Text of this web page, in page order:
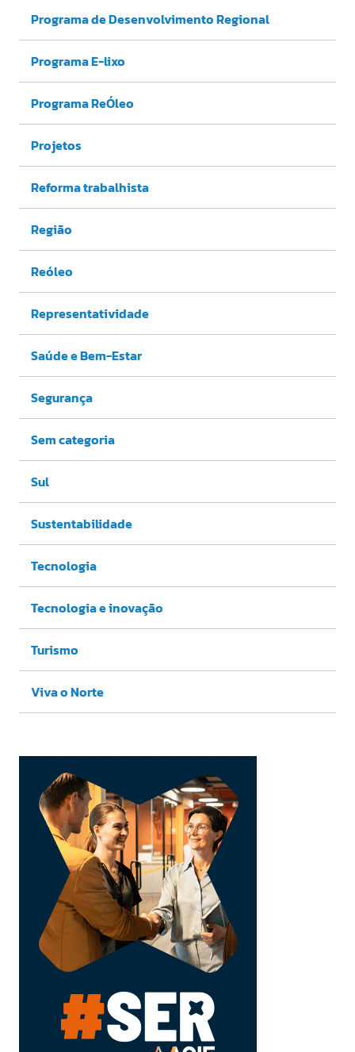
Programa de Desenvolvimento Regional
Programa E-lixo
Programa ReÓleo
Projetos
Reforma trabalhista
Região
Reóleo
Representatividade
Saúde e Bem-Estar
Segurança
Sem categoria
Sul
Sustentabilidade
Tecnologia
Tecnologia e inovação
Turismo
Viva o Norte